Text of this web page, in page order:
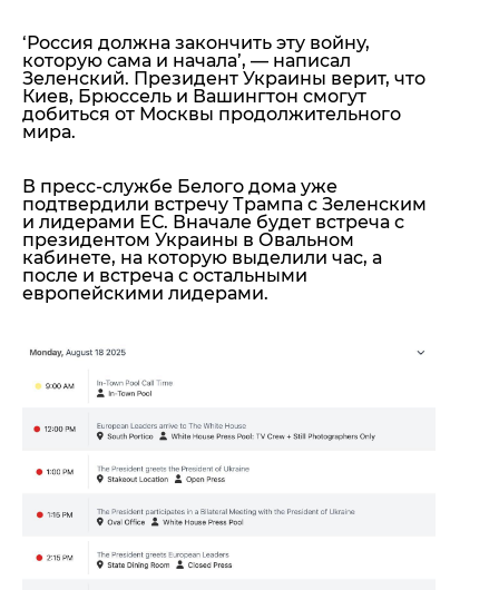
‘Россия должна закончить эту войну,
которую сама и начала’, — написал
Зеленский. Президент Украины верит, что
Киев, Брюссель и Вашингтон смогут
добиться от Москвы продолжительного
мира.
В пресс-службе Белого дома уже
подтвердили встречу Трампа с Зеленским
и лидерами ЕС. Вначале будет встреча с
президентом Украины в Овальном
кабинете, на которую выделили час, а
после и встреча с остальными
европейскими лидерами.